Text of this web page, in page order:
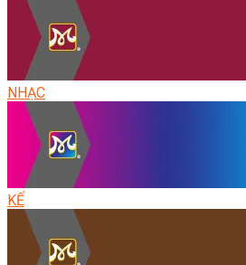
NHẠC
KẾ